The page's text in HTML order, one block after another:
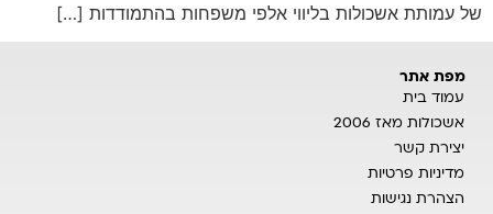
של עמותת אשכולות בליווי אלפי משפחות בהתמודדות […]
מפת אתר
עמוד בית
אשכולות מאז 2006
יצירת קשר
מדיניות פרטיות
הצהרת נגישות